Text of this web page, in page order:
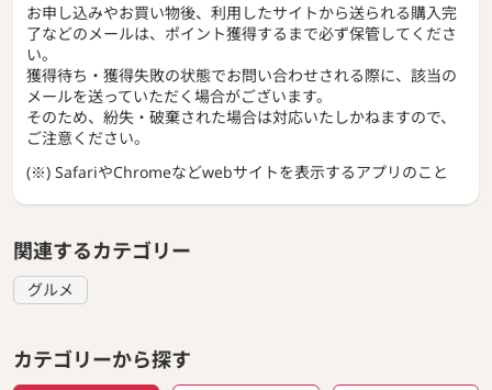
お申し込みやお買い物後、利用したサイトから送られる購入完
了などのメールは、ポイント獲得するまで必ず保管してくださ
い。
獲得待ち・獲得失敗の状態でお問い合わせされる際に、該当の
メールを送っていただく場合がございます。
そのため、紛失・破棄された場合は対応いたしかねますので、
ご注意ください。
(※) SafariやChromeなどwebサイトを表示するアプリのこと
関連するカテゴリー
グルメ
カテゴリーから探す